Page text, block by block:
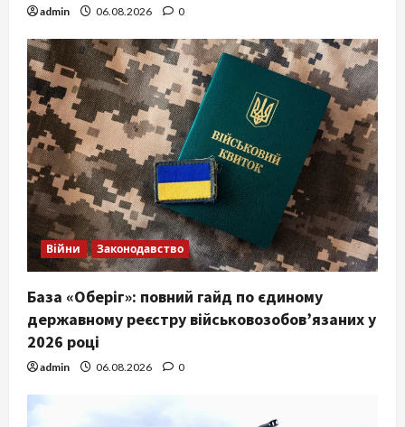
admin 06.08.2026 0
Війни Законодавство
База «Оберіг»: повний гайд по єдиному
державному реєстру військовозобов’язаних у
2026 році
admin 06.08.2026 0